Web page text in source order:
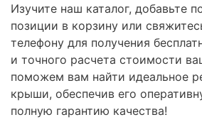
Изучите наш каталог, добавьте
позиции в корзину или
телефону для получения
и точного расчета стоимости
поможем вам найти идеальное
крыши, обеспечив его
полную гарантию качества!